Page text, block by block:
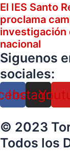
El IES Santo
proclama
investigación
nacional
Siguenos
sociales:
Instagram
© 2023
Todos los